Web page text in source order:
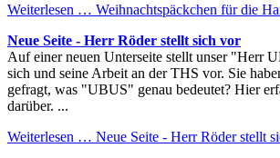
Weiterlesen … Weihnachtspäckchen für die
Neue Seite - Herr Röder stellt sich vor
Auf einer neuen Unterseite stellt unser "Herr
sich und seine Arbeit an der THS vor. Sie
gefragt, was "UBUS" genau bedeutet? Hier
darüber. ...
Weiterlesen … Neue Seite - Herr Röder stellt